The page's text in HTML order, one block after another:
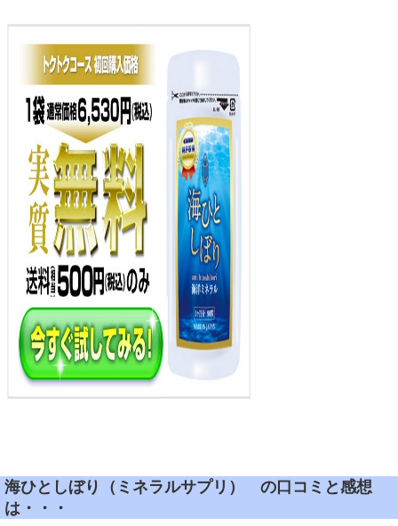
海ひとしぼり（ミネラルサプリ） の口コミと感想
は・・・